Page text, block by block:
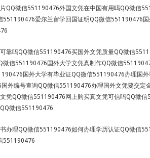
QQ微信551190476外国文凭在中国有用吗QQ微信
551190476爱尔兰留学回国证明QQ微信551190476
靠吗QQ微信551190476买国外文凭质量QQ微信
微信551190476国外大学文凭真制作QQ微信
国外大学有毕业证QQ微信551190476办理国
外编号查询QQ微信551190476办理国外文凭要交定
凭QQ微信551190476网上购买真文凭可信吗QQ微
微信551190476
办理QQ微信551190476如何办理学历认证QQ微信
551190476